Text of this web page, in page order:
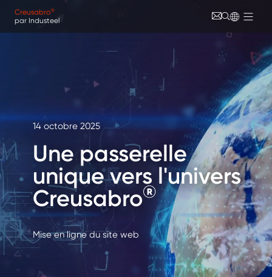
Creusabro®
par Industeel
14 octobre 2025
Une passerelle
unique vers l'univers
Creusabro®
Mise en ligne du site web